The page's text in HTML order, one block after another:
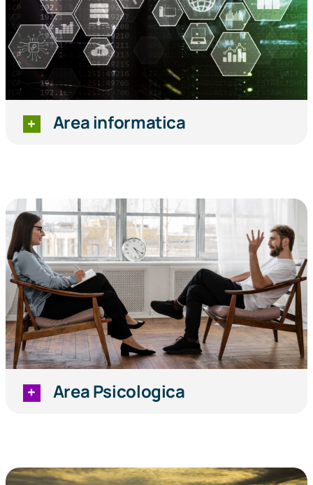
Area informatica
Area Psicologica